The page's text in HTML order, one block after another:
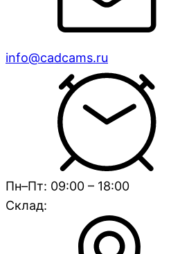
info@cadcams.ru
Пн–Пт: 09:00 – 18:00
Склад: